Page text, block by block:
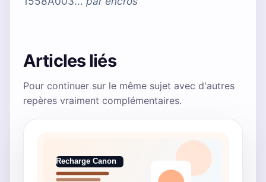
Articles liés
Pour continuer sur le même sujet avec d'autres
repères vraiment complémentaires.